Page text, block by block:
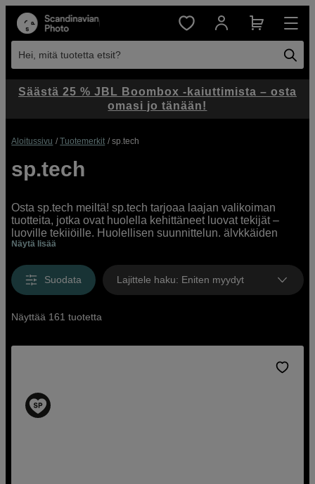
Hei, mitä tuotetta etsit?
Aloitussivu Tuotemerkit sp.tech
sp.tech
Osta sp.tech meiltä! sp.tech tarjoaa laajan valikoiman
tuotteita, jotka ovat huolella kehittäneet luovat tekijät –
luoville tekijöille. Huolellisen suunnittelun, älykkäiden
ominaisuuksien ja korkean laadun ansiosta saat
edullisesti. Täältä löydät kameralaukut ja jalustat
kameroihin, tietokoneisiin ja puhelimiin. sp.techiltä löytyy
tarvikkeita striimaukseen, videokokouksiin, vloggaukseen,
toimistolla tai menossa. Osta sp.techiä sekä verkosta että
Näytä lisää
Suodata Lajittele haku: Eniten myydyt
Näyttää 161 tuotetta
Säästä 25 % JBL Boombox -kaiuttimista – osta
omasi jo tänään!